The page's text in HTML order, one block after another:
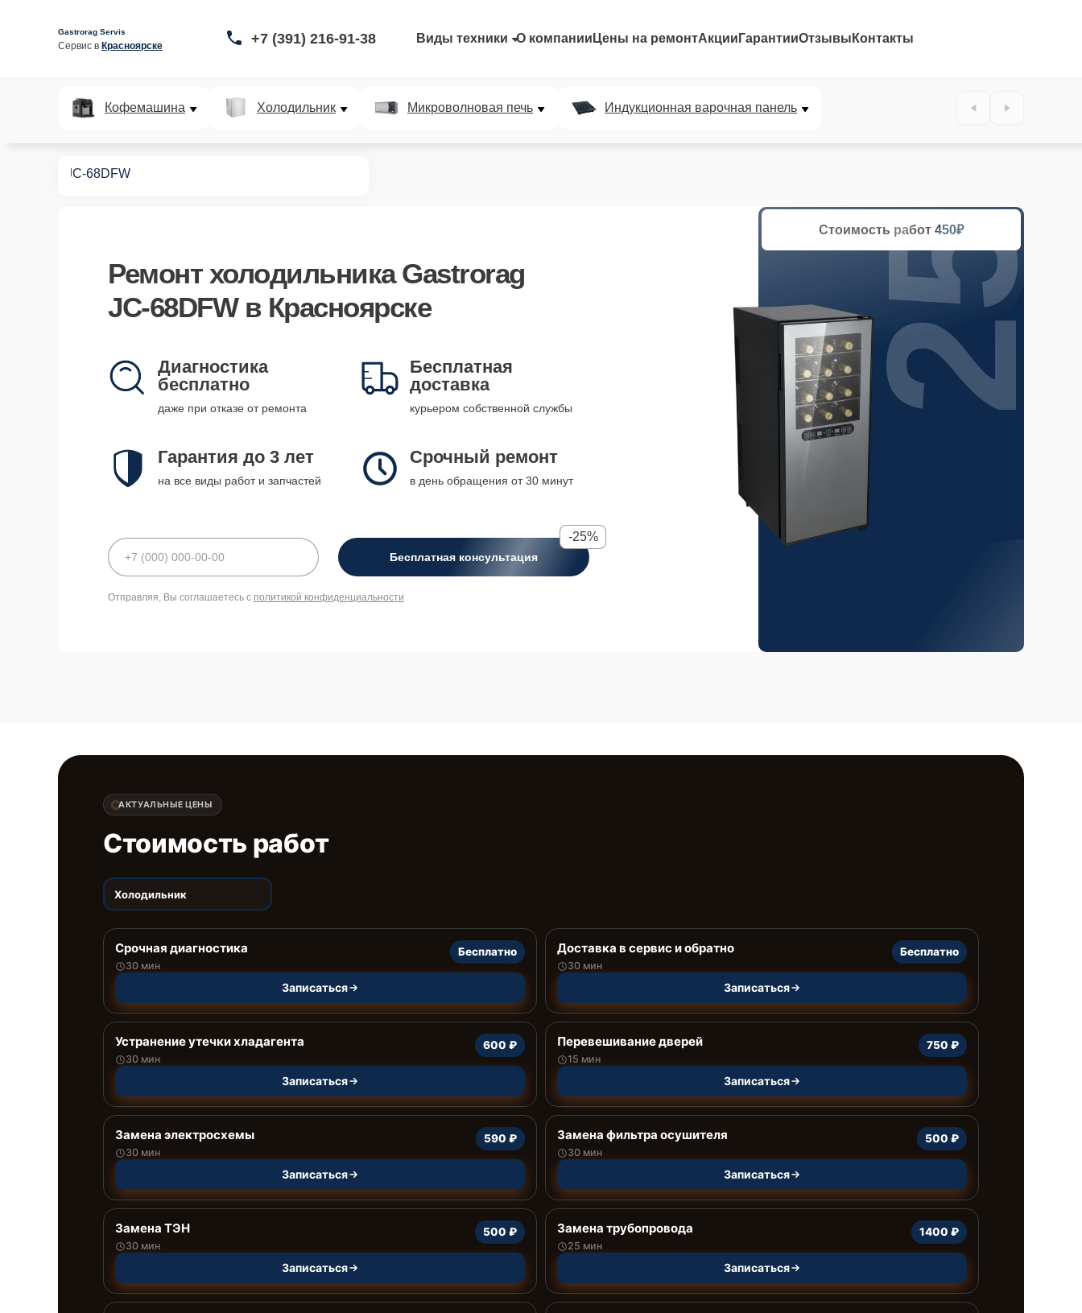
Gastrorag Servis
Сервис в Красноярске +7 (391) 216-91-38 Виды техники О компании Цены на ремонтАкции ГарантииОтзывы Контакты
Кофемашина Холодильник Микроволновая печь Индукционная варочная панель
JC‑68DFW
Ремонтхолодильника Gastrorag
JC‑68DFWв Красноярске
Диагностика
бесплатно
даже при отказе от ремонта
Бесплатная
доставка
курьером собственной службы
Гарантия до 3 лет
на все виды работ и запчастей
Срочный ремонт
в день обращения от 30 минут
Бесплатная консультация
-25%
Отправляя, Вы соглашаетесь с политикой конфиденциальности
Стоимость работ 450₽
25%
АКТУАЛЬНЫЕ ЦЕНЫ
Стоимость работ
Холодильник
Срочная диагностика
30 мин
Бесплатно
Записаться
Доставка в сервис и обратно
30 мин
Бесплатно
Записаться
Устранение утечки хладагента
30 мин
600 ₽
Записаться
Перевешивание дверей
15 мин
750 ₽
Записаться
Замена электросхемы
30 мин
590 ₽
Записаться
Замена фильтра осушителя
30 мин
500 ₽
Записаться
Замена ТЭН
30 мин
500 ₽
Записаться
Замена трубопровода
25 мин
1400 ₽
Записаться